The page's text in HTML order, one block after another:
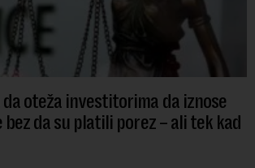
oteža investitorima da iznose
da su platili porez – ali tek kad